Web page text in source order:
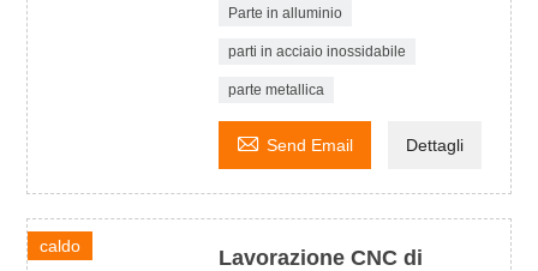
Parte in alluminio
parti in acciaio inossidabile
parte metallica
 Send Email Dettagli
caldo
Lavorazione CNC di